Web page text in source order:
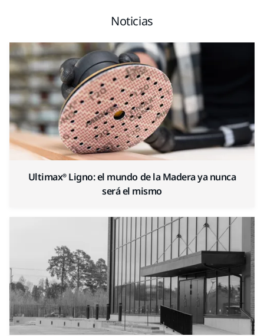
Noticias
Ultimax® Ligno: el mundo de la Madera ya nunca
será el mismo